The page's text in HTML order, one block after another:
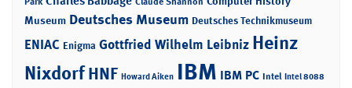
Museum Deutsches Museum Deutsches Technikmuseum
ENIAC Enigma Gottfried Wilhelm Leibniz Heinz
NixdorfHNF Howard Aiken IBM IBM PC Intel Intel 8088